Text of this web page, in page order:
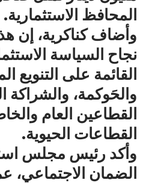
المحافظ الاستثمارية.
وأضاف كناكرية، إن
نجاح السياسة
القائمة على التنويع
والحَوكمة، والشراكة
القطاعين العام
القطاعات الحيوية.
وأكد رئيس مجلس
الضمان الاجتماعي،